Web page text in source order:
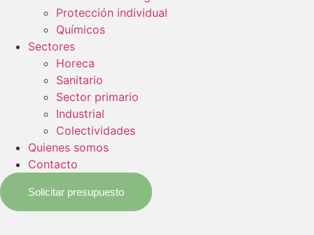
Protección individual
Químicos
Sectores
Horeca
Sanitario
Sector primario
Industrial
Colectividades
Quienes somos
Contacto
Solicitar presupuesto